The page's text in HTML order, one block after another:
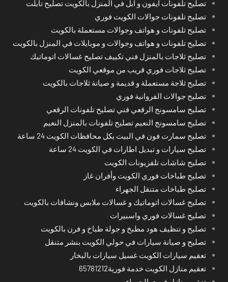
تصليح تلفونات ايفون و آبل في المنزل بالكويت تصليح تابلت
تصليح تلفونات جوالات الكويت فوري
تصليح تلفونات و هواتف وجوالات مستعملة بالكويت
تصليح تلفونات و هواتف وجوالات و موبايلات في المنزل بالكويت
تصليح ثلاجات بالمنزل فني تكييف تصليح غسالات اتوماتيك
تصليح ثلاجات فوري قريب من موقعي الكويت
تصليح ثلاجة مستعملة و قديمة و صيانة ثلاجات بالكويت
تصليح جوالات الفروانية فوري
تصليح سامسونج الرقعي فني تصليح تلفونات الرقعي
تصليح سامسونج النعيم تصليح تلفونات بالمنزل النعيم
تصليح سمارت فون في البيت بكل محافظات الكويت 24 ساعة
تصليح سيارات و تبديل اطارات في الكويت 24 ساعة
تصليح شاشات تلفزيونات الكويت
تصليح طباخات فوري الكويت وأفران غاز
تصليح طباخات متنقل الجهراء
تصليح غسالات اتوماتيك و غسالات ملابس ونشافات بالكويت
تصليح غسالات فوري واسبيرات
تصليح و تنظيف هود مطبخ و جولة طباخ و فرن بالكويت
تصليح و صيانة سيارات في حولي الكويت بنشر متنقل
تعقيم سيارات الكويت غسيل سيارات بالبخار
تعقيم منازل الكويت خدمة فورية65781212